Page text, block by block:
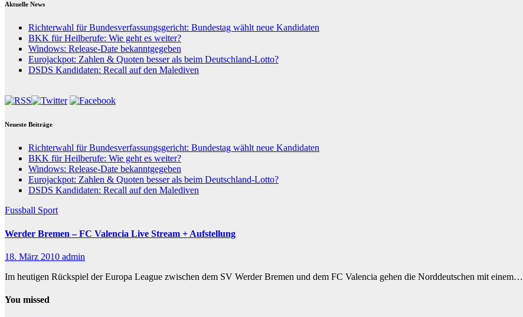
Aktuelle News
Richterwahl für Bundesverfassungsgericht: Bundestag wählt neue Kandidaten
BKK für Heilberufe: Wie geht es weiter?
Windows: Release-Date bekanntgegeben
Eurojackpot: Zahlen & Quoten besser als beim Deutschland-Lotto?
DSDS Kandidaten: Recall auf den Malediven
Neueste Beiträge
Richterwahl für Bundesverfassungsgericht: Bundestag wählt neue Kandidaten
BKK für Heilberufe: Wie geht es weiter?
Windows: Release-Date bekanntgegeben
Eurojackpot: Zahlen & Quoten besser als beim Deutschland-Lotto?
DSDS Kandidaten: Recall auf den Malediven
Fussball Sport
Werder Bremen – FC Valencia Live Stream + Aufstellung
18. März 2010 admin
Im heutigen Rückspiel der Europa League zwischen dem SV Werder Bremen und dem FC Valencia gehen die Norddeutschen mit einem…
You missed